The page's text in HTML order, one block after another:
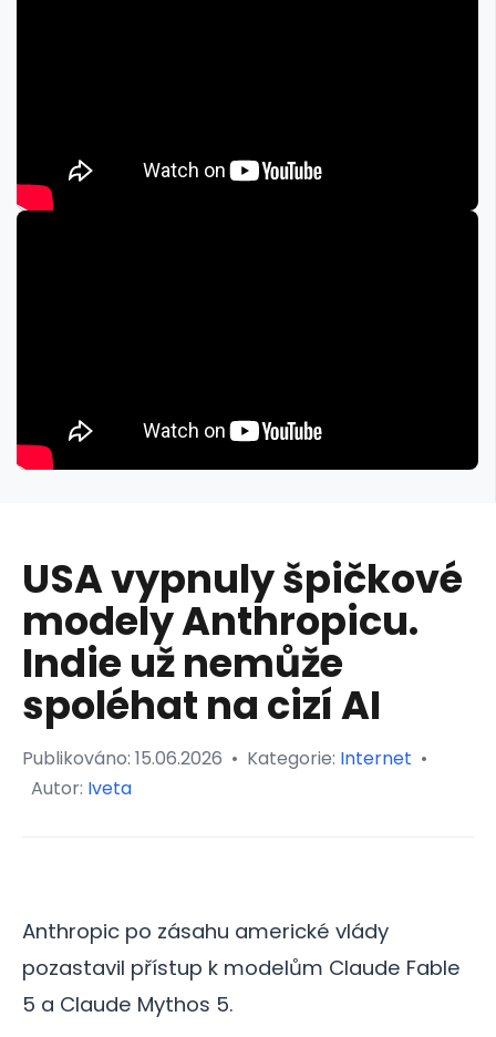
USA vypnuly špičkové
modely Anthropicu.
Indie už nemůže
spoléhat na cizí AI
Publikováno: 15.06.2026 • Kategorie: Internet •
Autor: Iveta
Anthropic po zásahu americké vlády
pozastavil přístup k modelům Claude Fable
5 a Claude Mythos 5.